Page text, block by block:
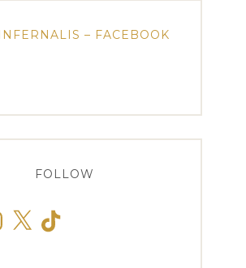
– FACEBOOK
FOLLOW
X TikTok